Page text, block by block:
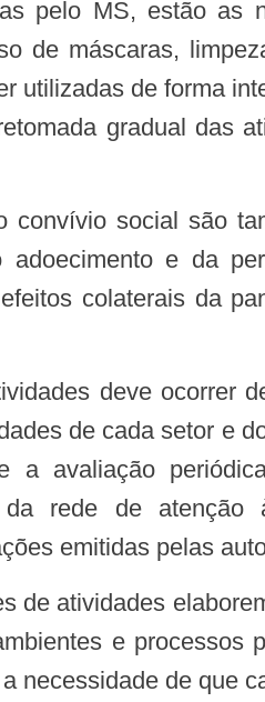
de máscaras,
utilizadas de forma
gradual das
adoecimento e da
colaterais da
de cada setor e
a avaliação
da rede de atenção
emitidas pelas
e processos
necessidade de que